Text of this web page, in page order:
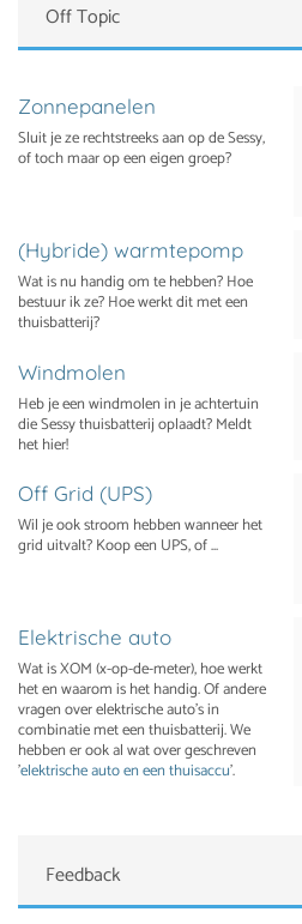
Off Topic
Zonnepanelen
Sluit je ze rechtstreeks aan op de Sessy,
of toch maar op een eigen groep?
(Hybride) warmtepomp
Wat is nu handig om te hebben? Hoe
bestuur ik ze? Hoe werkt dit met een
thuisbatterij?
Windmolen
Heb je een windmolen in je achtertuin
die Sessy thuisbatterij oplaadt? Meldt
het hier!
Off Grid (UPS)
Wil je ook stroom hebben wanneer het
grid uitvalt? Koop een UPS, of ...
Elektrische auto
Wat is XOM (x-op-de-meter), hoe werkt
het en waarom is het handig. Of andere
vragen over elektrische auto's in
combinatie met een thuisbatterij. We
hebben er ook al wat over geschreven
'elektrische auto en een thuisaccu'.
Feedback